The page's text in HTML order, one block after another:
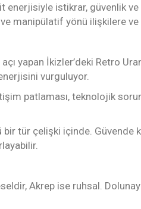
enerjisiyle istikrar, güvenlik
manipülatif yönü ilişkilere ve
açı yapan İkizler’deki Retro
vurguluyor.
patlaması, teknolojik
bir tür çelişki içinde. Güvende
Akrep ise ruhsal.